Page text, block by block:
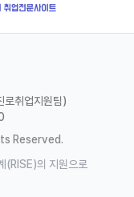
로취업지원팀)
Reserved.
(RISE)의 지원으로